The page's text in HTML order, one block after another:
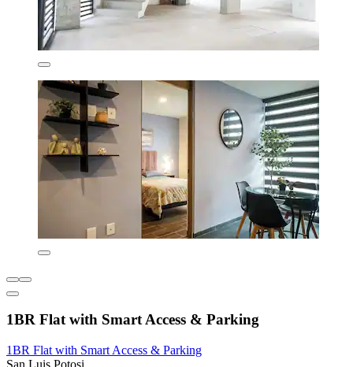
1BR Flat with Smart Access & Parking
1BR Flat with Smart Access & Parking
San Luis Potosi